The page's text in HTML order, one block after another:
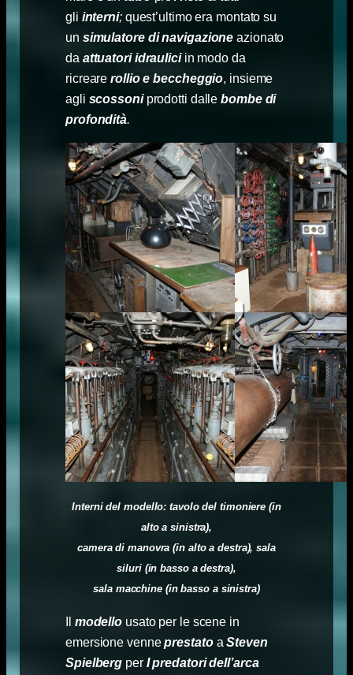
gli interni;quest’ultimo era montato su
un simulatore di navigazione azionato
da attuatori idraulici in modo da
ricreare rollio e beccheggio, insieme
agli scossoni prodotti dalle bombe di
profondità.
Interni del modello: tavolo del timoniere (in
alto a sinistra),
camera di manovra (in alto a destra), sala
siluri (in basso a destra),
sala macchine (in basso a sinistra)
modello usato per le scene in
emersione venneprestato a Steven
Spielberg per I predatori dell’arca